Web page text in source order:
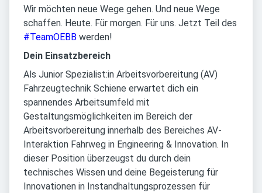
Wir möchten neue Wege gehen. Und neue Wege
schaffen. Heute. Für morgen. Für uns. Jetzt Teil des
#TeamOEBB werden!
Dein Einsatzbereich
Als Junior Spezialist:in Arbeitsvorbereitung (AV)
Fahrzeugtechnik Schiene erwartet dich ein
spannendes Arbeitsumfeld mit
Gestaltungsmöglichkeiten im Bereich der
Arbeitsvorbereitung innerhalb des Bereiches AV-
Interaktion Fahrweg in Engineering & Innovation. In
dieser Position überzeugst du durch dein
technisches Wissen und deine Begeisterung für
Innovationen in Instandhaltungsprozessen für